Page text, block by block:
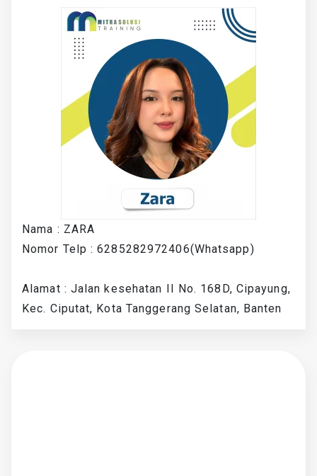
Nama : ZARA
Nomor Telp : 6285282972406(Whatsapp)
Alamat : Jalan kesehatan II No. 168D, Cipayung,
Kec. Ciputat, Kota Tanggerang Selatan, Banten